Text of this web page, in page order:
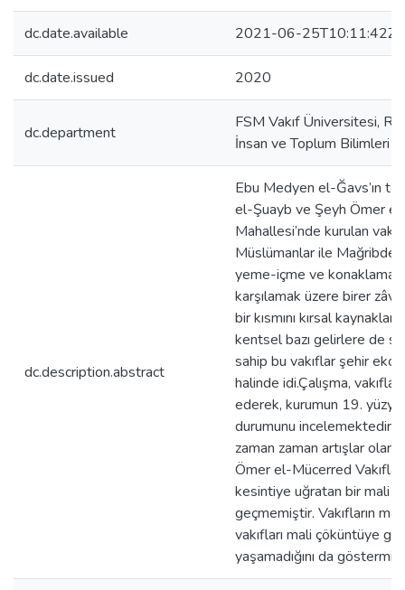
dc.date.available 2021-06-25T10:11:42Z
dc.date.issued 2020
dc.department
FSM Vakıf Üniversitesi,
İnsan ve Toplum Bilimleri
dc.description.abstract
Ebu Medyen el-Ğavs’ın
el-Şuayb ve Şeyh Ömer
Mahallesi’nde kurulan
Müslümanlar ile
yeme-içme ve konaklama
karşılamak üzere birer
bir kısmını kırsal
kentsel bazı gelirlere de
sahip bu vakıflar şehir
halinde idi.Çalışma,
ederek, kurumun 19.
durumunu incelemektedir.
zaman zaman artışlar
Ömer el-Mücerred
kesintiye uğratan bir mali
geçmemiştir. Vakıfların
vakıfları mali çöküntüye
yaşamadığını da